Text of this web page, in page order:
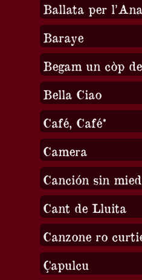
Ballata per
Baraye
Begam un còp
Bella Ciao
Café, Café*
Camera
Canción sin
Cant de Lluita
Canzone ro
Çapulcu